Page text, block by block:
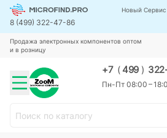
Новый Сервис
8 (499) 322-47-86
Продажа электронных компонентов оптом
и в розницу
+7 (499 )
Пн-Пт 08:00 –